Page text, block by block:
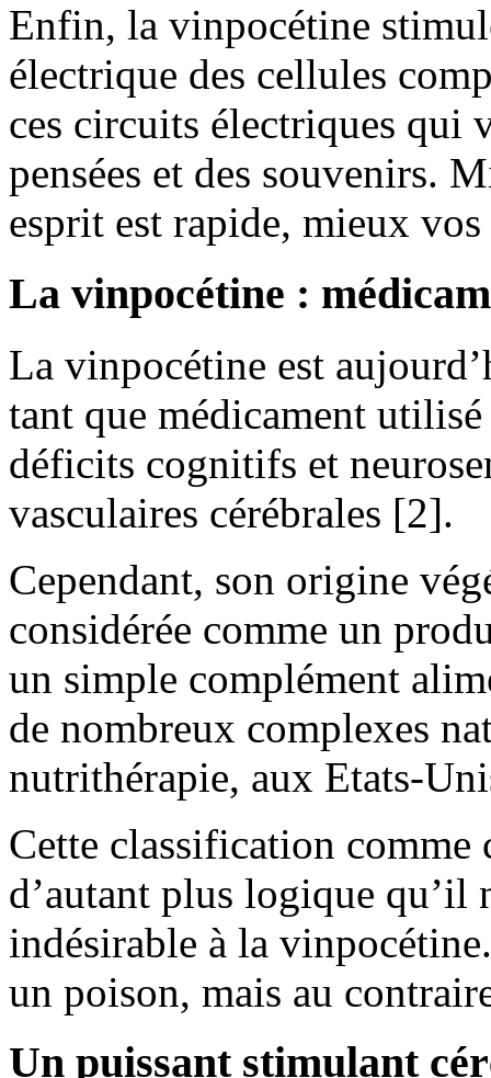
Enfin, la vinpocétine
électrique des cellules
ces circuits électriques qui
pensées et des souvenirs.
esprit est rapide, mieux
La vinpocétine :
La vinpocétine est
tant que médicament
déficits cognitifs et
vasculaires cérébrales [2].
Cependant, son origine
considérée comme un
un simple complément
de nombreux complexes
nutrithérapie, aux Etats-
Cette classification
d’autant plus logique qu’il
indésirable à la
un poison, mais au
Un puissant stimulant